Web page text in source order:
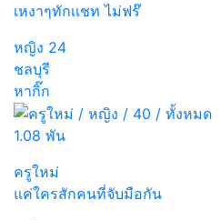
เหงาๆทักเเชท ไม่ฟร๊
หญิง 24
ชลบุรี
หากิ๊ก
1.08 พัน
ครูใหม่
แค่ใครสักคนที่จับมือกัน